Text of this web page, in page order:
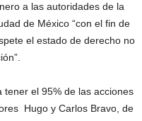
a las autoridades de la
de México “con el fin de
el estado de derecho no
el 95% de las acciones
Hugo y Carlos Bravo, de